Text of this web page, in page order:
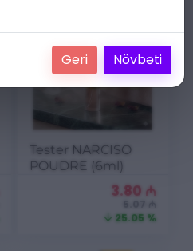
Tester NARCISO
POUDRE (6ml)
3.80 ₼
5.07 ₼
25.05 %
Geri Növbəti